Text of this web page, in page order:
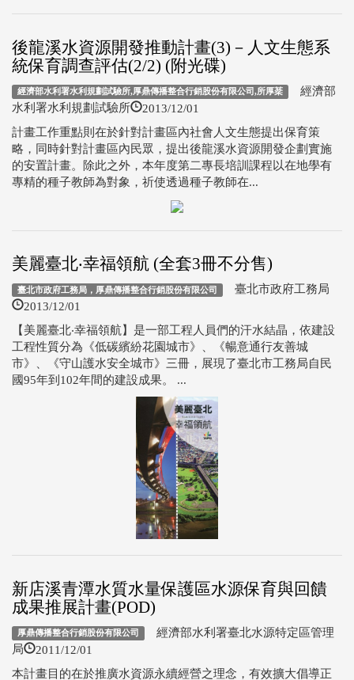
後龍溪水資源開發推動計畫(3)－人文生態系
統保育調查評估(2/2) (附光碟)
經濟部水利署水利規劃試驗所,厚鼎傳播整合行銷股份有限公司,所厚棻 經濟部
水利署水利規劃試驗所
2013/12/01
計畫工作重點則在於針對計畫區內社會人文生態提出保育策
略，同時針對計畫區內民眾，提出後龍溪水資源開發企劃實施
的安置計畫。除此之外，本年度第二專長培訓課程以在地學有
專精的種子教師為對象，祈使透過種子教師在...
美麗臺北‧幸福領航 (全套3冊不分售)
臺北市政府工務局，厚鼎傳播整合行銷股份有限公司 臺北市政府工務局
2013/12/01
【美麗臺北‧幸福領航】是一部工程人員們的汗水結晶，依建設
工程性質分為《低碳繽紛花園城市》、《暢意通行友善城
市》、《守山護水安全城市》三冊，展現了臺北市工務局自民
國95年到102年間的建設成果。 ...
新店溪青潭水質水量保護區水源保育與回饋
成果推展計畫(POD)
厚鼎傳播整合行銷股份有限公司
經濟部水利署臺北水源特定區管理
局
2011/12/01
本計畫目的在於推廣水資源永續經營之理念，有效擴大倡導正